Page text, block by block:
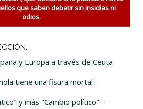
que saben debatir sin insidias ni
odios.
y Europa a través de Ceuta -
tiene una fisura mortal -
y más "Cambio político" -